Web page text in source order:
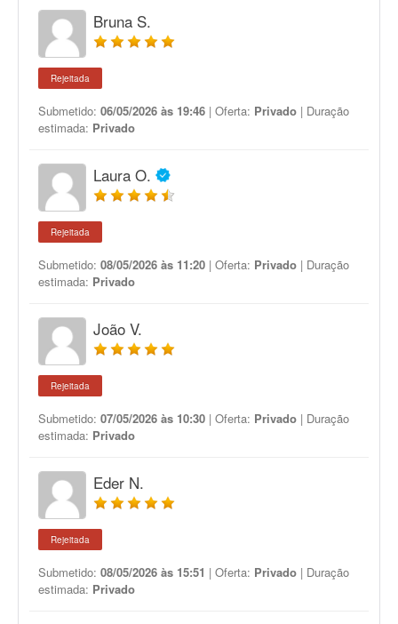
Bruna S.
Rejeitada
Submetido: 06/05/2026 às 19:46 | Oferta: Privado | Duração
estimada: Privado
Laura O.
Rejeitada
Submetido: 08/05/2026 às 11:20 | Oferta: Privado | Duração
estimada: Privado
João V.
Rejeitada
Submetido: 07/05/2026 às 10:30 | Oferta: Privado | Duração
estimada: Privado
Eder N.
Rejeitada
Submetido: 08/05/2026 às 15:51 | Oferta: Privado | Duração
estimada: Privado